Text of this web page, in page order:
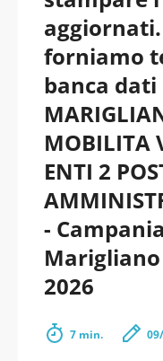
aggiornati.
forniamo
banca dati
MOBILITA
ENTI 2
-
2026
7 min.